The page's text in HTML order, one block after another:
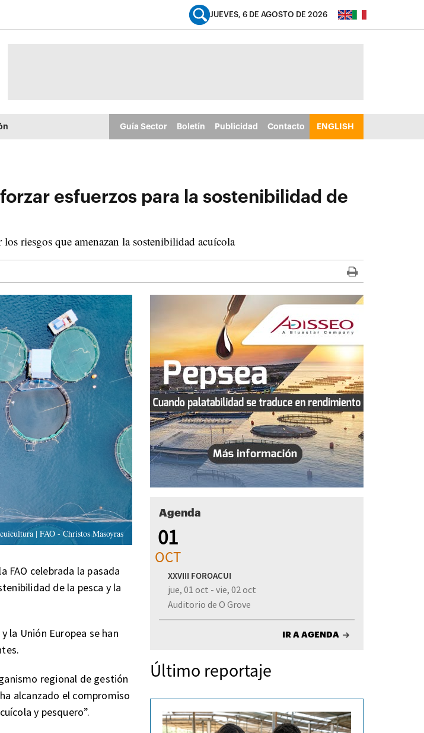
JUEVES, 6 DE AGOSTO DE 2026
Guía Sector Boletín Publicidad Contacto ENGLISH
esfuerzos para la sostenibilidad de
riesgos que amenazan la sostenibilidad acuícola
| FAO - Christos Masoyras
FAO celebrada la pasada
de la pesca y la
la Unión Europea se han
regional de gestión
alcanzado el compromiso
y pesquero”.
Agenda
01
OCT
XXVIII FOROACUI
jue, 01 oct - vie, 02 oct
Auditorio de O Grove
IR A AGENDA
Último reportaje